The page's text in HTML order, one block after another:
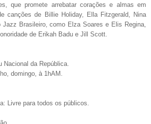
que promete arrebatar corações e almas em
canções de Billie Holiday, Ella Fitzgerald, Nina
Brasileiro, como Elza Soares e Elis Regina,
de Erikah Badu e Jill Scott.
Nacional da República.
domingo, à 1hAM.
Livre para todos os públicos.